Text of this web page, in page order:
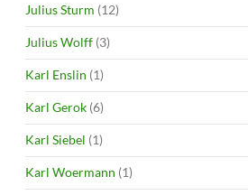
Julius Sturm (12)
Julius Wolff (3)
Karl Enslin (1)
Karl Gerok (6)
Karl Siebel (1)
Karl Woermann (1)